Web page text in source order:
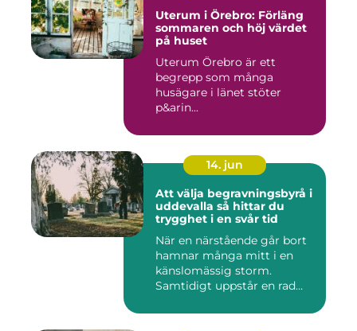
Uterum i Örebro: Förläng
sommaren och höj värdet
på huset
Uterum Örebro är ett
begrepp som många
husägare i länet stöter
p&arin...
14. jun
Att välja begravningsbyrå i
uddevalla så hittar du
trygghet i en svår tid
När en närstående går bort
hamnar många mitt i en
känslomässig storm.
Samtidigt uppstår en rad